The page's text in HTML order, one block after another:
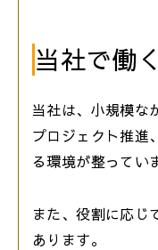
当社で働
当社は、小規模な
プロジェクト推進
る環境が整ってい
また、役割に応じ
あります。